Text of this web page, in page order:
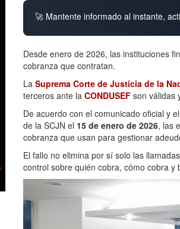
🚀 Mantente informado al instante,
Desde enero de 2026, las instituciones
cobranza que contratan.
La Suprema Corte de Justicia de la
terceros ante la CONDUSEF son válidas
De acuerdo con el comunicado oficial y
de la SCJN el 15 de enero de 2026, las
cobranza que usan para gestionar
El fallo no elimina por sí solo las
control sobre quién cobra, cómo cobra y